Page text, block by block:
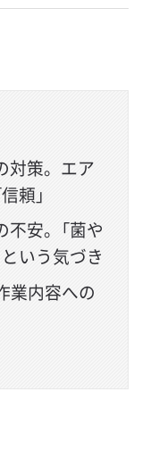
対策。エア
頼」
安。「菌や
いう気づき
業内容への